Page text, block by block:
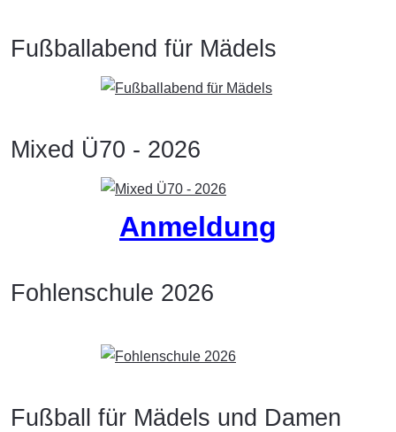
Fußballabend für Mädels
Mixed Ü70 - 2026
Anmeldung
Fohlenschule 2026
Fußball für Mädels und Damen